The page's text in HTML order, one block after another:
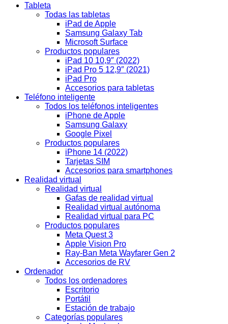
Tableta
Todas las tabletas
iPad de Apple
Samsung Galaxy Tab
Microsoft Surface
Productos populares
iPad 10 10,9″ (2022)
iPad Pro 5 12,9″ (2021)
iPad Pro
Accesorios para tabletas
Teléfono inteligente
Todos los teléfonos inteligentes
iPhone de Apple
Samsung Galaxy
Google Pixel
Productos populares
iPhone 14 (2022)
Tarjetas SIM
Accesorios para smartphones
Realidad virtual
Realidad virtual
Gafas de realidad virtual
Realidad virtual autónoma
Realidad virtual para PC
Productos populares
Meta Quest 3
Apple Vision Pro
Ray-Ban Meta Wayfarer Gen 2
Accesorios de RV
Ordenador
Todos los ordenadores
Escritorio
Portátil
Estación de trabajo
Categorías populares